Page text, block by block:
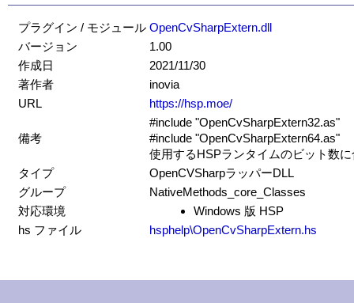
プラグイン / モジュール OpenCvSharpExtern.dll
バージョン
1.00
作成日
2021/11/30
著作者
inovia
URL
https://hsp.moe/
備考
#include "OpenCvSharpExtern32.as"
#include "OpenCvSharpExtern64.as"
使用するHSPランタイムのビット数
タイプ
OpenCVSharpラッパーDLL
グループ
NativeMethods_core_Classes
対応環境
Windows 版 HSP
hs ファイル
hsphelp\OpenCvSharpExtern.hs